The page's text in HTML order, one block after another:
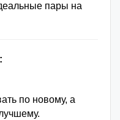
пары на
по новому, а